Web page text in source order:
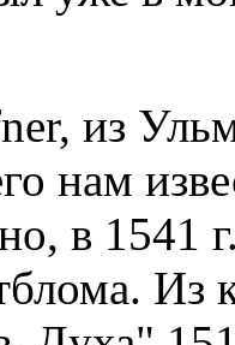
из
нам
в
Из